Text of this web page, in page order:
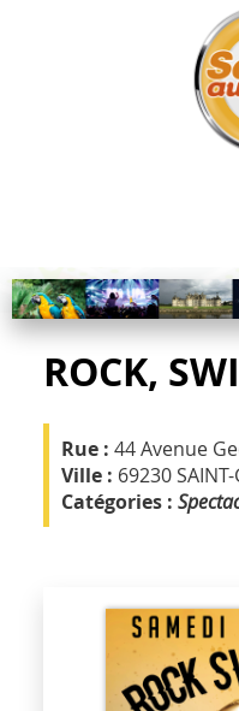
ROCK,
Rue : 44 Avenue
Ville : 69230
Catégories :
Panneau de gestion des